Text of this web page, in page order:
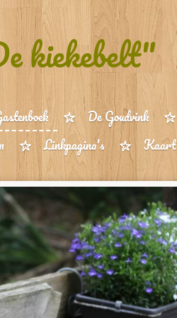
kiekebelt"
De Goudvink
Linkpagina's Kaart